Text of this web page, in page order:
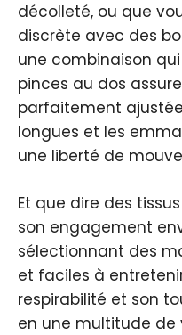
décolleté, ou que
discrète avec des
une combinaison
pinces au dos
parfaitement
longues et les
une liberté de
Et que dire des
son engagement
sélectionnant des
et faciles à
respirabilité et son
en une multitude de